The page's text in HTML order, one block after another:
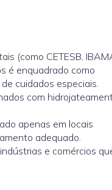
(como CETESB,
é enquadrado como
cuidados especiais.
com
apenas em locais
adequado.
e comércios